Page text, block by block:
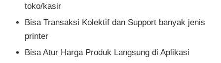
toko/kasir​
Bisa Transaksi Kolektif dan Support banyak jenis
printer​
Bisa Atur Harga Produk Langsung di Aplikasi